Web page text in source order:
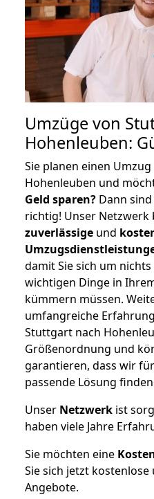
Umzüge von
Hohenleuben:
Sie planen einen
Hohenleuben und
Geld sparen? Dann
richtig! Unser Netzwerk
zuverlässige und
damit Sie sich um
wichtigen Dinge in
kümmern müssen.
umfangreiche
Stuttgart nach
Größenordnung und
garantieren, dass wir
passende Lösung
Unser Netzwerk ist
haben viele Jahre
Sie möchten eine
Sie sich jetzt
Angebote.